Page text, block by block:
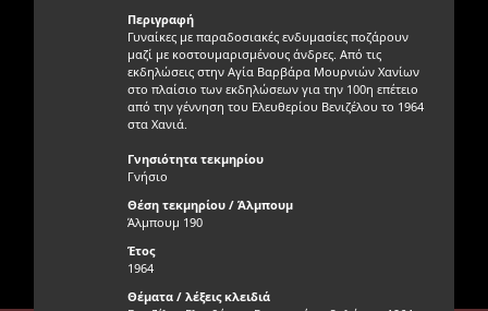
Περιγραφή
Γυναίκες με παραδοσιακές ενδυμασίες ποζάρουν
μαζί με κοστουμαρισμένους άνδρες. Από τις
εκδηλώσεις στην Αγία Βαρβάρα Μουρνιών Χανίων
στο πλαίσιο των εκδηλώσεων για την 100η επέτειο
από την γέννηση του Ελευθερίου Βενιζέλου το 1964
στα Χανιά.
Γνησιότητα τεκμηρίου
Γνήσιο
Θέση τεκμηρίου / Άλμπουμ
Άλμπουμ 190
Έτος
1964
Θέματα / λέξεις κλειδιά